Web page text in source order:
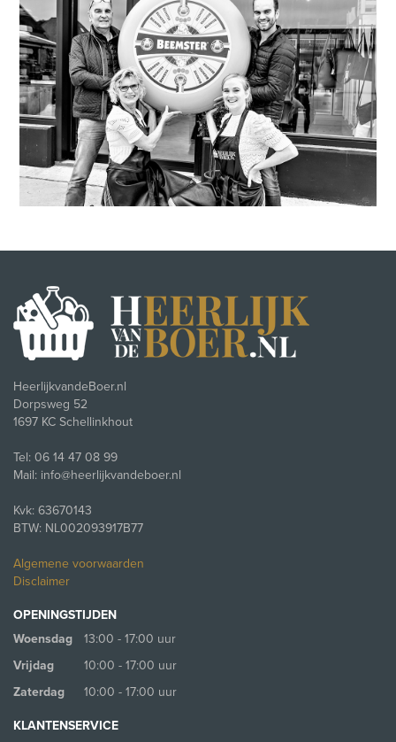
HeerlijkvandeBoer.nl
Dorpsweg 52
1697 KC Schellinkhout
Tel: 06 14 47 08 99
Mail: info@heerlijkvandeboer.nl
Kvk: 63670143
BTW: NL002093917B77
Algemene voorwaarden
Disclaimer
OPENINGSTIJDEN
Woensdag
13:00 - 17:00 uur
Vrijdag
10:00 - 17:00 uur
Zaterdag
10:00 - 17:00 uur
KLANTENSERVICE